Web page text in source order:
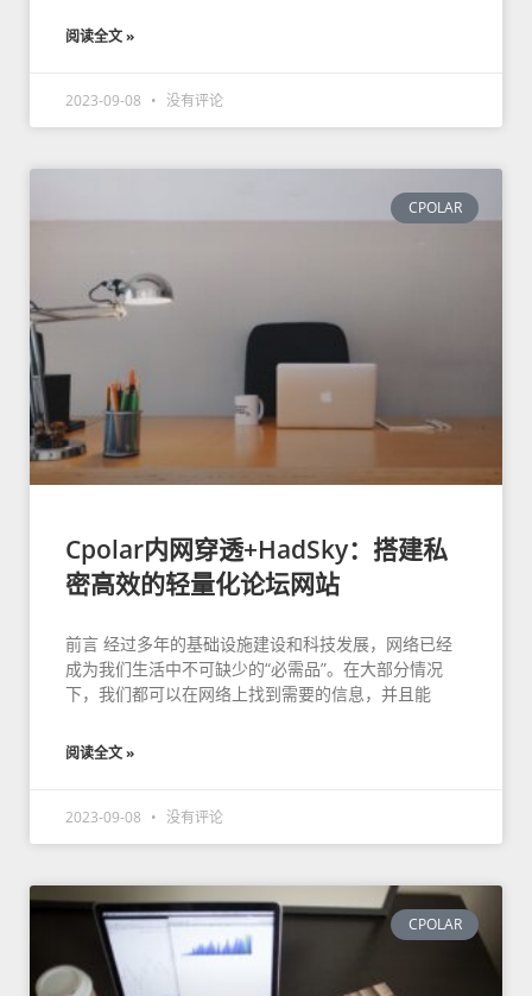
阅读全文 »
2023-09-08 没有评论
CPOLAR
Cpolar内网穿透+HadSky：搭建私
密高效的轻量化论坛网站
前言 经过多年的基础设施建设和科技发展，网络已经
成为我们生活中不可缺少的“必需品”。在大部分情况
下，我们都可以在网络上找到需要的信息，并且能
阅读全文 »
2023-09-08 没有评论
CPOLAR